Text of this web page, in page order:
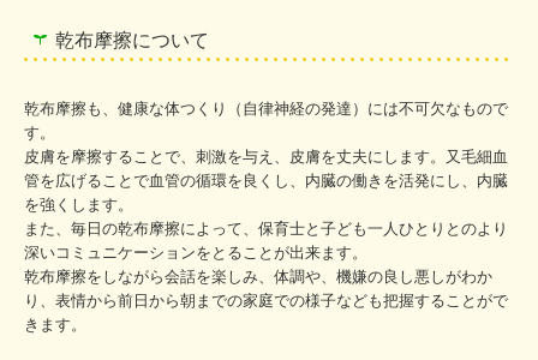
乾布摩擦について
乾布摩擦も、健康な体つくり（自律神経の発達）には不可欠なもので
す。
皮膚を摩擦することで、刺激を与え、皮膚を丈夫にします。又毛細血
管を広げることで血管の循環を良くし、内臓の働きを活発にし、内臓
を強くします。
また、毎日の乾布摩擦によって、保育士と子ども一人ひとりとのより
深いコミュニケーションをとることが出来ます。
乾布摩擦をしながら会話を楽しみ、体調や、機嫌の良し悪しがわか
り、表情から前日から朝までの家庭での様子なども把握することがで
きます。